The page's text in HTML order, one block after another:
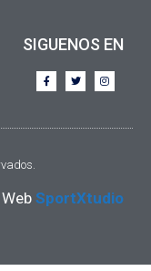
SIGUENOS EN
SportXtudio